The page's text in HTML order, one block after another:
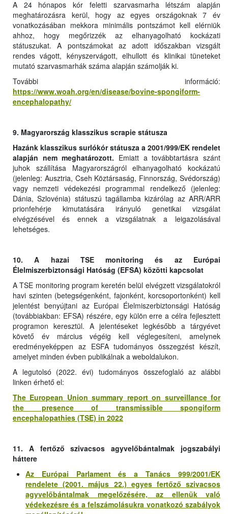
A 24 hónapos kór feletti szarvasmarha létszám alapján
meghatározásra kerül, hogy az egyes országoknak 7 év
vonatkozásában mekkora minimális pontszámot kell elérniük
ahhoz, hogy megőrizzék az elhanyagolható kockázati
státuszukat. A pontszámokat az adott időszakban vizsgált
rendes vágott, kényszervágott, elhullott és klinikai tüneteket
mutató szarvasmarhák száma alapján számolják ki.
További információ:
https://www.woah.org/en/disease/bovine-spongiform-
encephalopathy/
9. Magyarország klasszikus scrapie státusza
Hazánk klasszikus surlókór státusza a 2001/999/EK rendelet
alapján nem meghatározott. Emiatt a továbbtartásra szánt
juhok szállítása Magyarországról elhanyagolható kockázatú
(jelenleg: Ausztria, Cseh Köztársaság, Finnország, Svédország)
vagy nemzeti védekezési programmal rendelkező (jelenleg:
Dánia, Szlovénia) státuszú tagállamba kizárólag az ARR/ARR
prionfehérje kimutatására irányuló genetikai vizsgálat
elvégzésével és ennek a vizsgálatnak a leigazolásával
lehetséges.
10. A hazai TSE monitoring és az Európai
Élelmiszerbiztonsági Hatóság (EFSA) közötti kapcsolat
A TSE monitoring program keretén belül elvégzett vizsgálatokról
havi szinten (betegségenként, fajonként, korcsoportonként) kell
jelentést benyújtani az Európai Élelmiszerbiztonsági Hatóság
(továbbiakban: EFSA) részére, egy külön erre a célra fejlesztett
programon keresztül. A jelentéseket legkésőbb a tárgyévet
követő év március végéig kell véglegesíteni, amelynek
eredményeképpen az ESFA tudományos összegzést készít,
amelyet minden évben publikálnak a weboldalukon.
A legutolsó (2022. évi) tudományos összefoglaló az alábbi
linken érhető el:
The European Union summary report on surveillance for
the presence of transmissible spongiform
encephalopathies (TSE) in 2022
11. A fertőző szivacsos agyvelőbántalmak jogszabályi
háttere
Az Európai Parlament és a Tanács 999/2001/EK
rendelete (2001. május 22.) egyes fertőző szivacsos
agyvelőbántalmak megelőzésére, az ellenük való
védekezésre és a felszámolásukra vonatkozó szabályok